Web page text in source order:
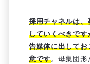
採用チャネルは
していくべきで
告媒体に出して
意です。母集団